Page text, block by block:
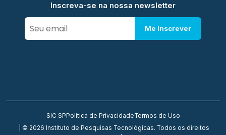
Inscreva-se na nossa newsletter
Me inscrever
SIC SP Política de PrivacidadeTermos de Uso
| © 2026 Instituto de Pesquisas Tecnológicas. Todos os direitos